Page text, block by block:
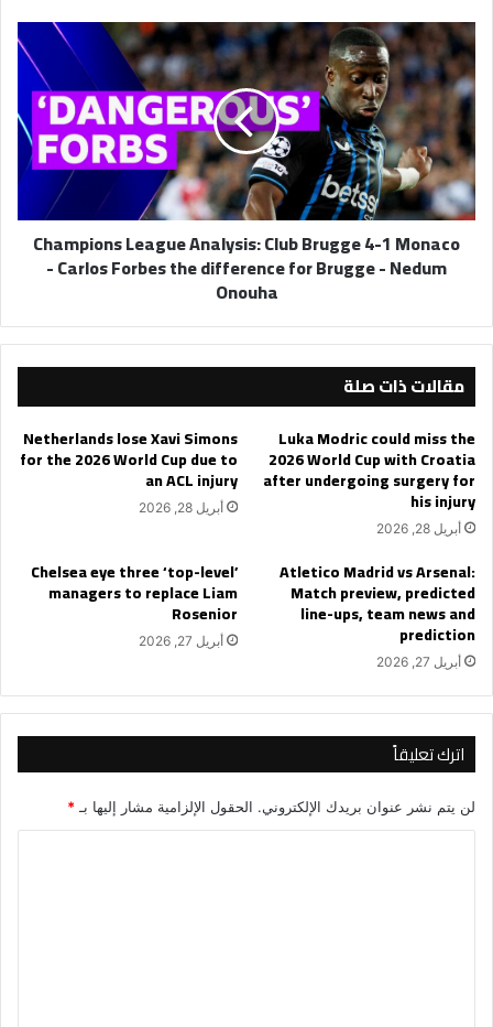
Champions
League
Analysis:
Club
Brugge
4-
1
Monaco
-
Carlos
Forbes
for
Nedum
Champions League Analysis: Club Brugge 4-1 Monaco
- Carlos Forbes the difference for Brugge - Nedum
Onouha
مقالات ذات صلة
Luka Modric could miss the
2026 World Cup with Croatia
after undergoing surgery for
his injury
أبريل 28, 2026
Netherlands lose Xavi Simons
for the 2026 World Cup due to
an ACL injury
أبريل 28, 2026
Atletico Madrid vs Arsenal:
Match preview, predicted
line-ups, team news and
prediction
أبريل 27, 2026
Chelsea eye three ‘top-level’
managers to replace Liam
Rosenior
أبريل 27, 2026
اترك تعليقاً
لن يتم نشر عنوان بريدك الإلكتروني. الحقول الإلزامية مشار إليها بـ*